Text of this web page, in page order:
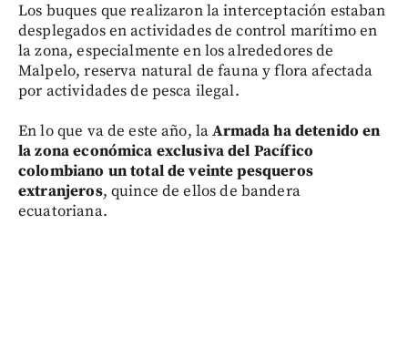
Los buques que realizaron la interceptación estaban
desplegados en actividades de control marítimo en
la zona, especialmente en los alrededores de
Malpelo, reserva natural de fauna y flora afectada
por actividades de pesca ilegal.
En lo que va de este año, laArmada ha detenido en
la zona económica exclusiva del Pacífico
colombiano un total de veinte pesqueros
extranjeros, quince de ellos de bandera
ecuatoriana.